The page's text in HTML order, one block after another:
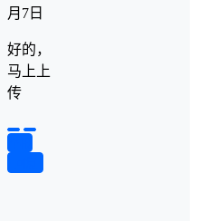
月7日
好的，
马上上
传